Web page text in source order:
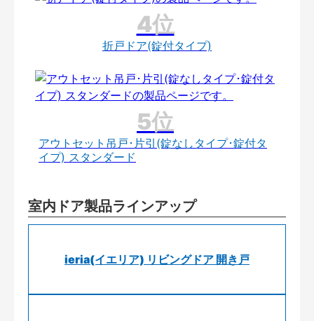
折戸ドア(錠付タイプ)
アウトセット吊戸･片引(錠なしタイプ･錠付タ
イプ) スタンダード
室内ドア製品ラインアップ
ieria(イエリア) リビングドア 開き戸